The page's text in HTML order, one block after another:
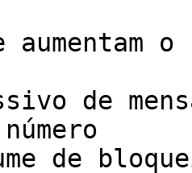
aumentam
de
de